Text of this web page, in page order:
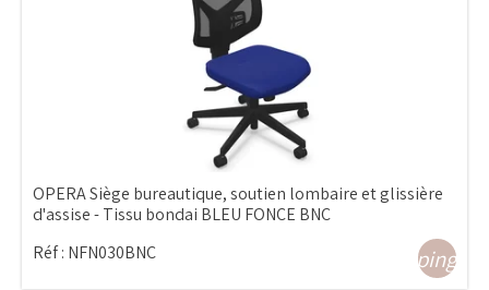
OPERA Siège bureautique, soutien lombaire et glissière
d'assise - Tissu bondai BLEU FONCE BNC
Réf : NFN030BNC